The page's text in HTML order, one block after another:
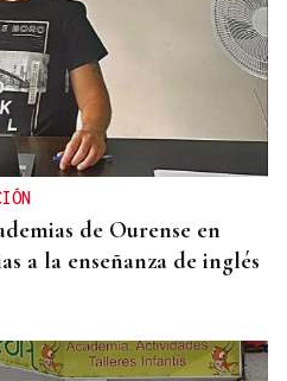
de Ourense en
a la enseñanza de inglés